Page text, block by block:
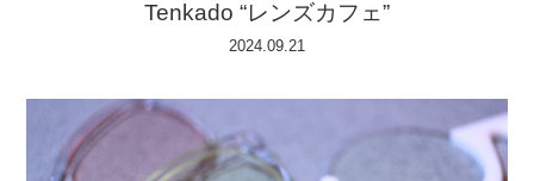
Tenkado “レンズカフェ”
2024.09.21